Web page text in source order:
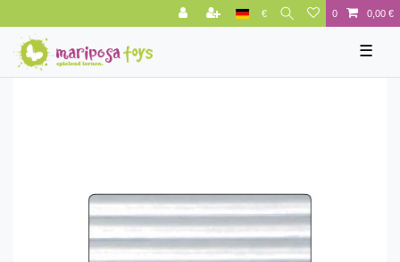
€ 0 0,00 €
☰